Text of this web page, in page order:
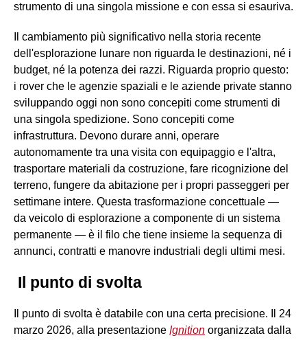
strumento di una singola missione e con essa si esauriva.
Il cambiamento più significativo nella storia recente
dell'esplorazione lunare non riguarda le destinazioni, né i
budget, né la potenza dei razzi. Riguarda proprio questo:
i rover che le agenzie spaziali e le aziende private stanno
sviluppando oggi non sono concepiti come strumenti di
una singola spedizione. Sono concepiti come
infrastruttura. Devono durare anni, operare
autonomamente tra una visita con equipaggio e l'altra,
trasportare materiali da costruzione, fare ricognizione del
terreno, fungere da abitazione per i propri passeggeri per
settimane intere. Questa trasformazione concettuale —
da veicolo di esplorazione a componente di un sistema
permanente — è il filo che tiene insieme la sequenza di
annunci, contratti e manovre industriali degli ultimi mesi.
Il punto di svolta
Il punto di svolta è databile con una certa precisione. Il 24
marzo 2026, alla presentazione Ignition organizzata dalla